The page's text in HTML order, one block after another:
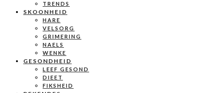
TRENDS
SKOONHEID
HARE
VELSORG
GRIMERING
NAELS
WENKE
GESONDHEID
LEEF GESOND
DIEET
FIKSHEID